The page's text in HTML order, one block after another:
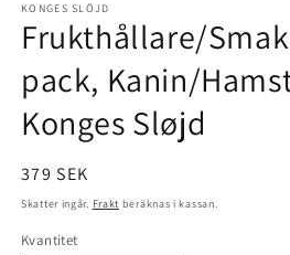
KONGES SLÖJD
Frukthållare/
pack, Kanin/
Konges Sløjd
Ordinarie
pris
379 SEK
Skatter ingår. Frakt beräknas i kassan.
Kvantitet
Kvantitet